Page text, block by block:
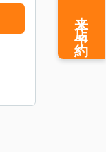
来店予約